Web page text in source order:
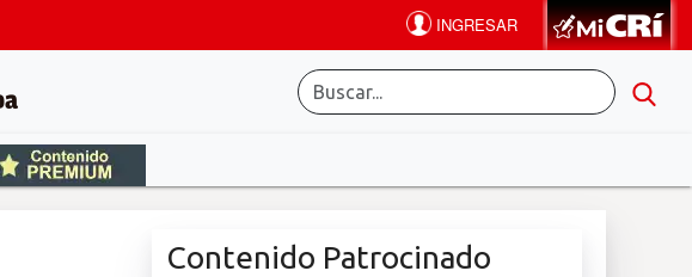
Contenido Patrocinado